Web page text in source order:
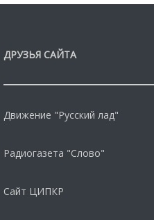
ДРУЗЬЯ САЙТА
Движение "Русский лад"
Радиогазета "Слово"
Сайт ЦИПКР